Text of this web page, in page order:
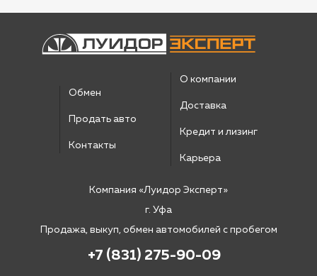
Обмен
Продать авто
Контакты
О компании
Доставка
Кредит и лизинг
Карьера
Компания «Луидор Эксперт»
г. Уфа
Продажа, выкуп, обмен автомобилей с пробегом
+7 (831) 275-90-09